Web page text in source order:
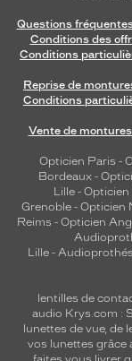
Questions
Conditions des
Conditions
Reprise de
Conditions
Vente de
Opticien Paris -
Bordeaux-
Lille - Opticien
Grenoble - Opticien
Reims - Opticien
Lille-
lentilles de
audio Krys.com :
lunettes de vue, de
vos lunettes grâce